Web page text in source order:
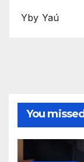
Yby Yaú
You missed